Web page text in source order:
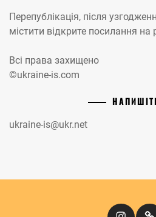
Перепублікація, після
містити відкрите посилання на
Всі права захищено
©ukraine-is.com
ukraine-is@ukr.net